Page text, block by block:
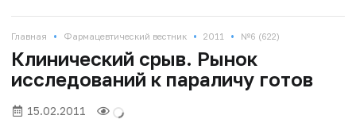
Главная • Фармацевтический вестник • 2011 • №6 (622)
Клинический срыв. Рынок
исследований к параличу готов
15.02.2011